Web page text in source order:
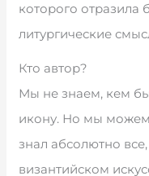
которого отразила
литургические
Кто автор?
Мы не знаем, кем
икону. Но мы можем
знал абсолютно
византийском